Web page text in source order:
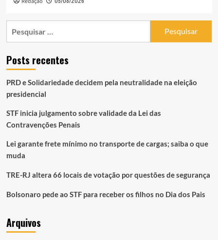
Posts recentes
PRD e Solidariedade decidem pela neutralidade na eleição
presidencial
STF inicia julgamento sobre validade da Lei das
Contravenções Penais
Lei garante frete mínimo no transporte de cargas; saiba o que
muda
TRE-RJ altera 66 locais de votação por questões de segurança
Bolsonaro pede ao STF para receber os filhos no Dia dos Pais
Arquivos